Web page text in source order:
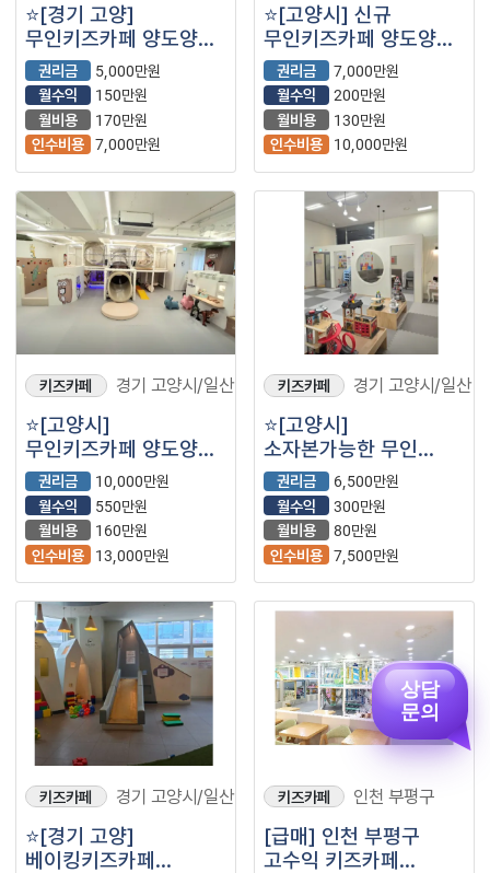
⭐️[경기 고양]
무인키즈카페 양도양수/
24평/ 운영 약 2년차/
주차가능⭐️
권리금
5,000만원
월수익
150만원
월비용
170만원
인수비용 7,000만원
⭐️[고양시] 신규
무인키즈카페 양도양수/
낮은월비용/ 28평/
주차가능⭐️
권리금
7,000만원
월수익
200만원
월비용
130만원
인수비용
10,000만원
키즈카페 경기 고양시/일산
⭐️[고양시]
무인키즈카페 양도양수/
낮은월비용/ 35평/ 운영
약 2년차/ 주차가능⭐️
권리금
10,000만원
월수익
550만원
월비용
160만원
인수비용
13,000만원
키즈카페 경기 고양시/일산
⭐️[고양시]
소자본가능한 무인
키즈카페/ 28평/낮은
월비용/ 운영 약 3년차⭐️
권리금
6,500만원
월수익
300만원
월비용
80만원
인수비용 7,500만원
키즈카페 경기 고양시/일산
⭐️[경기 고양]
베이킹키즈카페
키즈카페 인천 부평구
[급매] 인천 부평구
고수익 키즈카페
상담
문의